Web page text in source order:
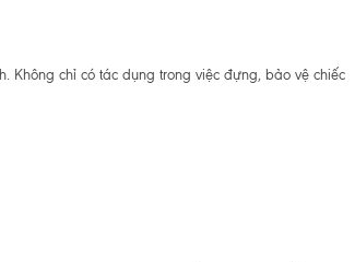
Không chỉ có tác dụng trong việc đựng, bảo vệ chiếc